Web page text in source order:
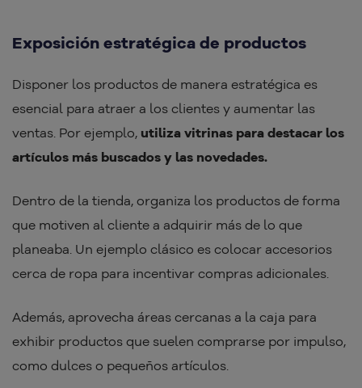
Exposición estratégica de productos
Disponer los productos de manera estratégica es
esencial para atraer a los clientes y aumentar las
ventas. Por ejemplo, utiliza vitrinas para destacar los
artículos más buscados y las novedades.
Dentro de la tienda, organiza los productos de forma
que motiven al cliente a adquirir más de lo que
planeaba. Un ejemplo clásico es colocar accesorios
cerca de ropa para incentivar compras adicionales.
Además, aprovecha áreas cercanas a la caja para
exhibir productos que suelen comprarse por impulso,
como dulces o pequeños artículos.